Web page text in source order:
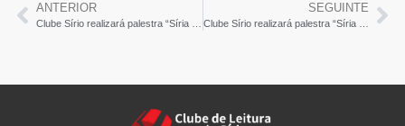
ANTERIOR SEGUINTE